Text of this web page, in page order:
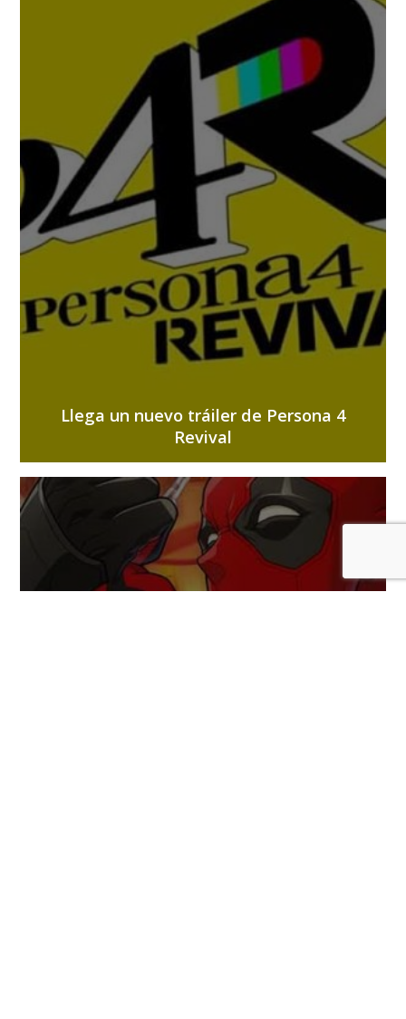
Llega un nuevo tráiler de Persona 4
Revival